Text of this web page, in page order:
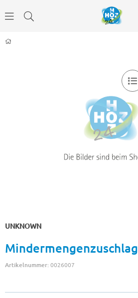
UNKNOWN
Mindermengenzuschlag
Artikelnummer:0026007